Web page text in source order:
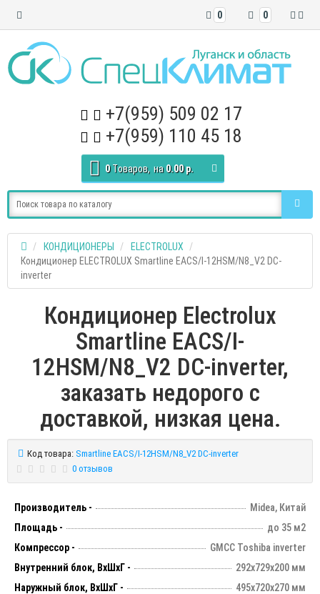
0
0
+7(959) 509 02 17
+7(959) 110 45 18
0 Tоваров, на 0.00 р.
КОНДИЦИОНЕРЫ
ELECTROLUX
Кондиционер ELECTROLUX Smartline EACS/I-12HSM/N8_V2 DC-
inverter
Кондиционер Electrolux
Smartline EACS/I-
12HSM/N8_V2 DC-inverter,
заказать недорого с
доставкой, низкая цена.
Код товара: Smartline EACS/I-12HSM/N8_V2 DC-inverter
0 отзывов
Производитель -
Midea, Китай
Площадь -
до 35 м2
Компрессор -
GMCC Toshiba inverter
Внутренний блок, ВхШхГ -
292х729х200 мм
Наружный блок, ВхШхГ -
495х720х270 мм